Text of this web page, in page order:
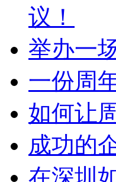
议！
举办一
一份周
如何让
成功的
在深圳